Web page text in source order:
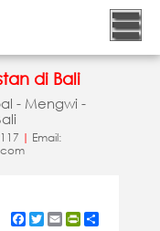
di Bali
- Mengwi -
| Email:
Facebook
Twitter
EmailPrintFriendly